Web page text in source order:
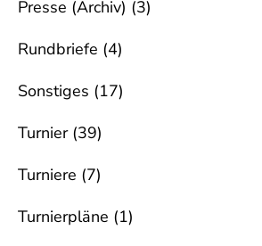
Presse (Archiv) (3)
Rundbriefe (4)
Sonstiges (17)
Turnier(39)
Turniere (7)
Turnierpläne (1)